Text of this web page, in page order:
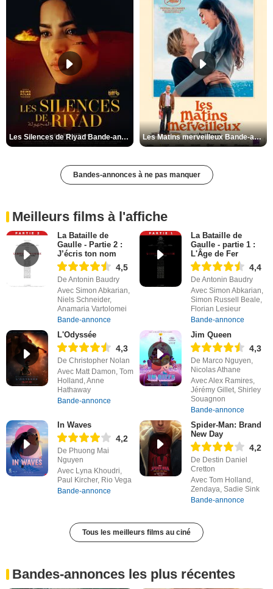
Les Silences de Riyad Bande-annonce VO STFR Les Matins merveilleux Bande-annonce VF
Bandes-annonces à ne pas manquer
Meilleurs films à l'affiche
La Bataille de
Gaulle - Partie 2 :
J’écris ton nom
4,5
De Antonin Baudry
Avec Simon Abkarian,
Niels Schneider,
Anamaria Vartolomei
Bande-annonce
La Bataille de
Gaulle - partie 1 :
L'Âge de Fer
4,4
De Antonin Baudry
Avec Simon Abkarian,
Simon Russell Beale,
Florian Lesieur
Bande-annonce
L'Odyssée
4,3
De Christopher Nolan
Avec Matt Damon, Tom
Holland, Anne
Hathaway
Bande-annonce
Jim Queen
4,3
De Marco Nguyen,
Nicolas Athane
Avec Alex Ramires,
Jérémy Gillet, Shirley
Souagnon
Bande-annonce
In Waves
4,2
De Phuong Mai
Nguyen
Avec Lyna Khoudri,
Paul Kircher, Rio Vega
Bande-annonce
Spider-Man: Brand
New Day
4,2
De Destin Daniel
Cretton
Avec Tom Holland,
Zendaya, Sadie Sink
Bande-annonce
Tous les meilleurs films au ciné
Bandes-annonces les plus récentes